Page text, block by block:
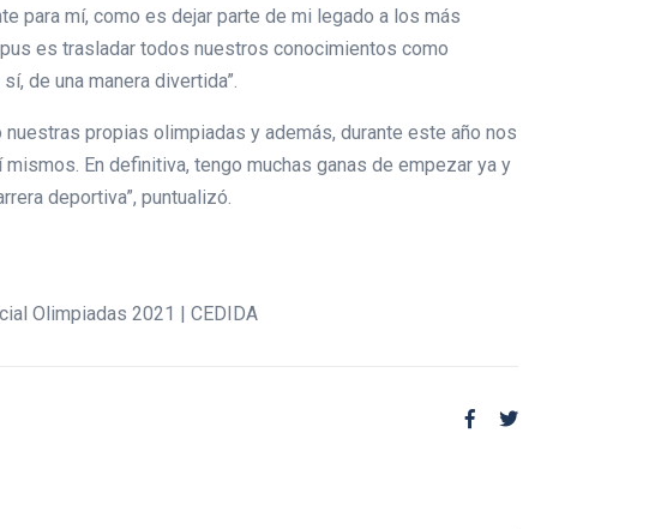
para mí, como es dejar parte de mi legado a los más
es trasladar todos nuestros conocimientos como
de una manera divertida”.
propias olimpiadas y además, durante este año nos
En definitiva, tengo muchas ganas de empezar ya y
deportiva”, puntualizó.
Olimpiadas 2021 | CEDIDA